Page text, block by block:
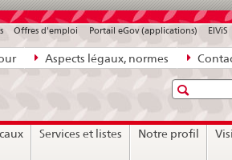
Aspects légaux, normes
Offres d'emploi Portail eGov (applications) ElViS
Services et listes Notre profil